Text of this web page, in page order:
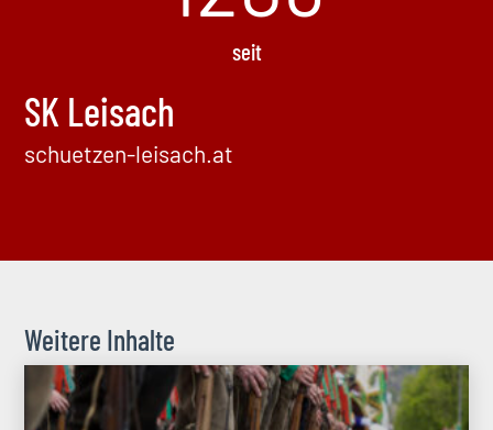
seit
SK Leisach
schuetzen-leisach.at
Weitere Inhalte